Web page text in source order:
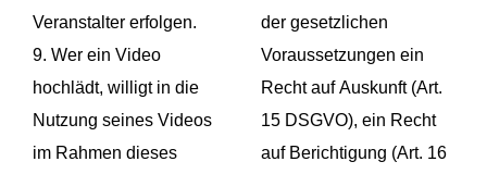
Veranstalter erfolgen.
9. Wer ein Video
hochlädt, willigt in die
Nutzung seines Videos
im Rahmen dieses
der gesetzlichen
Voraussetzungen ein
Recht auf Auskunft (Art.
15 DSGVO), ein Recht
auf Berichtigung (Art. 16